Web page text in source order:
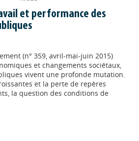
et performance des
(n° 359, avril-mai-juin 2015)
et changements sociétaux,
vivent une profonde mutation.
et la perte de repères
la question des conditions de